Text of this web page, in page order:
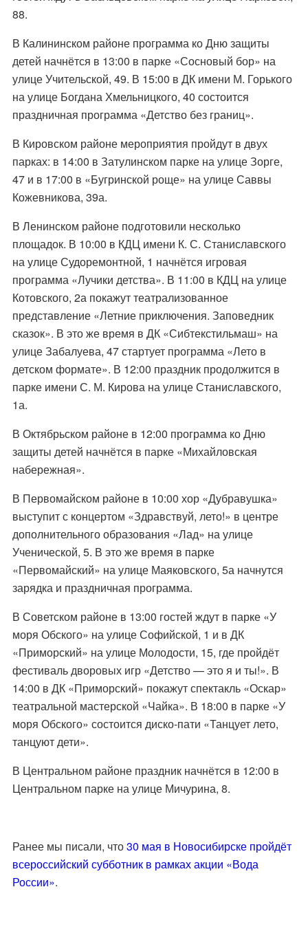
88.
В Калининском районе программа ко Дню защиты
детей начнётся в 13:00 в парке «Сосновый бор» на
улице Учительской, 49. В 15:00 в ДК имени М. Горького
на улице Богдана Хмельницкого, 40 состоится
праздничная программа «Детство без границ».
В Кировском районе мероприятия пройдут в двух
парках: в 14:00 в Затулинском парке на улице Зорге,
47 и в 17:00 в «Бугринской роще» на улице Саввы
Кожевникова, 39а.
В Ленинском районе подготовили несколько
площадок. В 10:00 в КДЦ имени К. С. Станиславского
на улице Судоремонтной, 1 начнётся игровая
программа «Лучики детства». В 11:00 в КДЦ на улице
Котовского, 2а покажут театрализованное
представление «Летние приключения. Заповедник
сказок». В это же время в ДК «Сибтекстильмаш» на
улице Забалуева, 47 стартует программа «Лето в
детском формате». В 12:00 праздник продолжится в
парке имени С. М. Кирова на улице Станиславского,
1а.
В Октябрьском районе в 12:00 программа ко Дню
защиты детей начнётся в парке «Михайловская
набережная».
В Первомайском районе в 10:00 хор «Дубравушка»
выступит с концертом «Здравствуй, лето!» в центре
дополнительного образования «Лад» на улице
Ученической, 5. В это же время в парке
«Первомайский» на улице Маяковского, 5а начнутся
зарядка и праздничная программа.
В Советском районе в 13:00 гостей ждут в парке «У
моря Обского» на улице Софийской, 1 и в ДК
«Приморский» на улице Молодости, 15, где пройдёт
фестиваль дворовых игр «Детство — это я и ты!». В
14:00 в ДК «Приморский» покажут спектакль «Оскар»
театральной мастерской «Чайка». В 18:00 в парке «У
моря Обского» состоится диско-пати «Танцует лето,
танцуют дети».
В Центральном районе праздник начнётся в 12:00 в
Центральном парке на улице Мичурина, 8.
Ранее мы писали, что30 мая в Новосибирске пройдёт
всероссийский субботник в рамках акции «Вода
России».